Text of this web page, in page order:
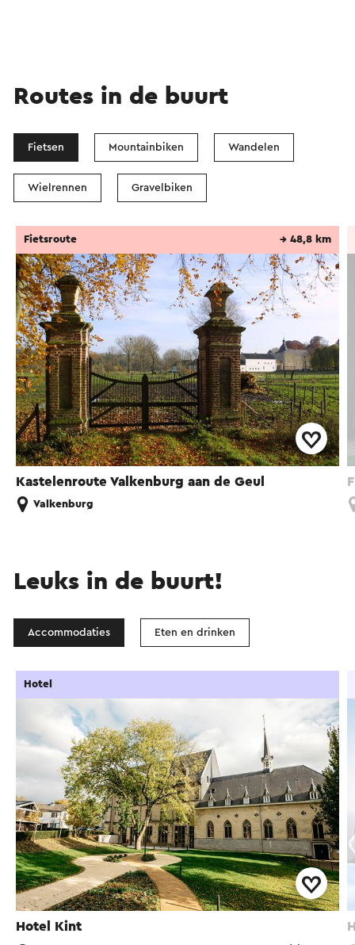
Routes in de buurt
Fietsen Mountainbiken Wandelen
Wielrennen Gravelbiken
Kastelenroute Valkenburg aan de Geul
Fietsroute → 48,8 km
Valkenburg
Leuks in de buurt!
Accommodaties Eten en drinken
Hotel Kint
Hotel